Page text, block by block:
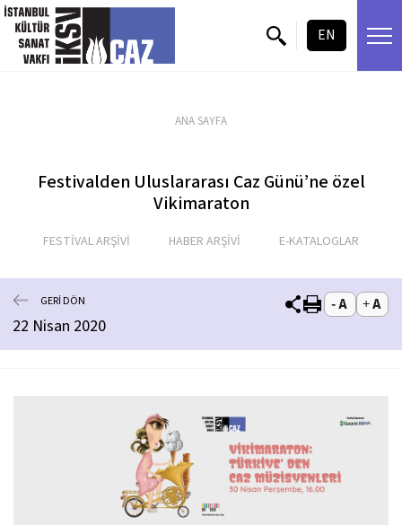
içeriği atla
EN
ANA SAYFA
Festivalden Uluslararası Caz Günü’ne özel
Vikimaraton
FESTİVAL ARŞİVİ HABER ARŞİVİ E-KATALOGLAR
GERİ DÖN
22 Nisan 2020